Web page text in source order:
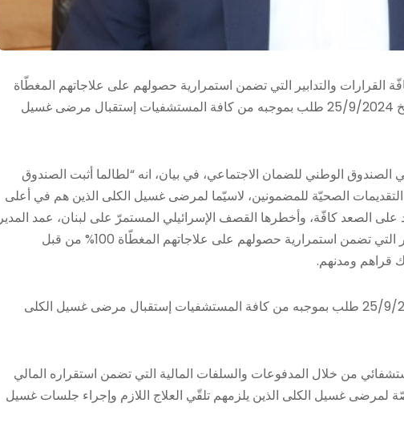
القرارات والتدابير التي تضمن استمرارية حصولهم على علاجاتهم المغطّاة
100% من قبل الصندوق. كما أصدر كركي التعميم 2068 تاريخ 25/9/2024 طلب بموجبه من كافة المستشفيات إستقبال مرضى غسيل
الصندوق الوطني للضمان الاجتماعي، في بيان، انه “لطالما أثبت الصندوق
الصحيّة للمضمونين، لاسيّما لمرضى غسيل الكلى الذين هم في أعلى
الصعد كافّة، وأخطرها القصف الإسرائيلي المستمرّ على لبنان، عمد المدير
العام للصندوق محمد كركي إلى اتّخاذ كافّة القرارات والتدابير التي تضمن استمرارية حصولهم على علاجاتهم المغطّاة 100% من قبل
قراهم ومدنهم.
في هذا السياق، أصدر المدير العام التعميم 2068 تاريخ 25/9/2024 طلب بموجبه من كافة المستشفيات إستقبال مرضى غسيل الكلى
من خلال المدفوعات والسلفات المالية التي تضمن استقراره المالي
لمرضى غسيل الكلى الذين يلزمهم تلقّي العلاج اللازم وإجراء جلسات غسيل